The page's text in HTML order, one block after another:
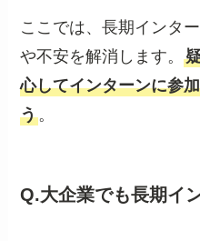
ここでは、長期インタ
や不安を解消します。
心してインターンに参
う。
Q.大企業でも長期イ